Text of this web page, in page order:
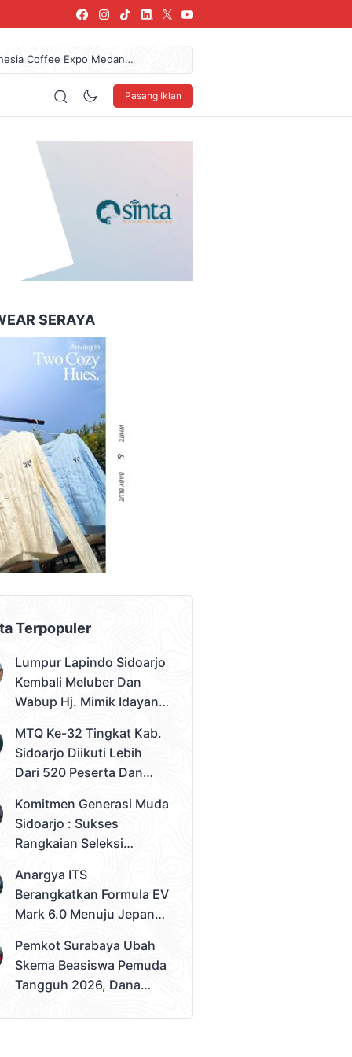
Coffee Expo Medan
Miliar Dan Pendapatan
Das’ad Latif Untuk
Arkindo Konstruksi
Pasang Iklan
SERAYA
Terpopuler
Lumpur Lapindo Sidoarjo
Kembali Meluber Dan
Wabup Hj. Mimik Idayana
MTQ Ke-32 Tingkat Kab.
Sidoarjo Diikuti Lebih
Dari 520 Peserta Dan
Juara Umum
Komitmen Generasi Muda
Sidoarjo : Sukses
Rangkaian Seleksi
Pemilihan Duta Muda
Sidoarjo 2026
Anargya ITS
Berangkatkan Formula EV
Mark 6.0 Menuju Jepang,
2026
Pemkot Surabaya Ubah
Skema Beasiswa Pemuda
Tangguh 2026, Dana
Sekolah